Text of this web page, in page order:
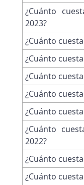
¿Cuánto
2023?
¿Cuánto
¿Cuánto
¿Cuánto
¿Cuánto
¿Cuánto
¿Cuánto
2022?
¿Cuánto
¿Cuánto